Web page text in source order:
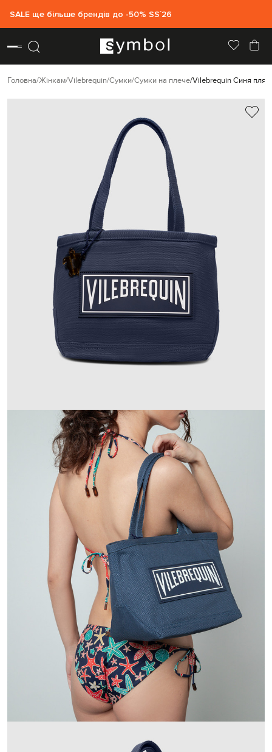
SALE ще більше брендів до -50% SS`26
Головна Жінкам Vilebrequin Сумки Сумки на плече Vilebrequin Синя